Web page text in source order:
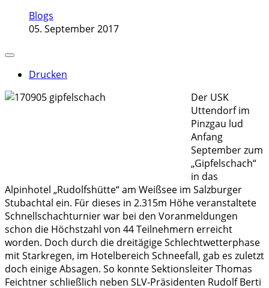
Blogs
05. September 2017
Drucken
Der USK
Uttendorf im
Pinzgau lud
Anfang
September zum
„Gipfelschach“
in das
Alpinhotel „Rudolfshütte“ am Weißsee im Salzburger
Stubachtal ein. Für dieses in 2.315m Höhe veranstaltete
Schnellschachturnier war bei den Voranmeldungen
schon die Höchstzahl von 44 Teilnehmern erreicht
worden. Doch durch die dreitägige Schlechtwetterphase
mit Starkregen, im Hotelbereich Schneefall, gab es zuletzt
doch einige Absagen. So konnte Sektionsleiter Thomas
Feichtner schließlich neben SLV-Präsidenten Rudolf Berti